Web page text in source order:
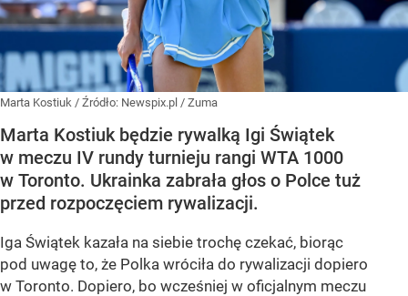
Marta Kostiuk / Źródło: Newspix.pl / Zuma
Marta Kostiuk będzie rywalką Igi Świątek
w meczu IV rundy turnieju rangi WTA 1000
w Toronto. Ukrainka zabrała głos o Polce tuż
przed rozpoczęciem rywalizacji.
Iga Świątek kazała na siebie trochę czekać, biorąc
pod uwagę to, że Polka wróciła do rywalizacji dopiero
w Toronto. Dopiero, bo wcześniej w oficjalnym meczu